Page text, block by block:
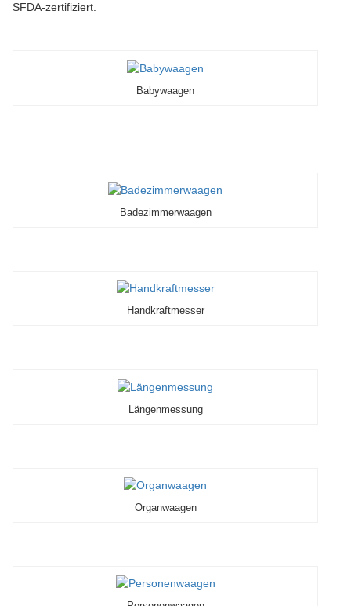
SFDA-zertifiziert.
Babywaagen
Badezimmerwaagen
Handkraftmesser
Längenmessung
Organwaagen